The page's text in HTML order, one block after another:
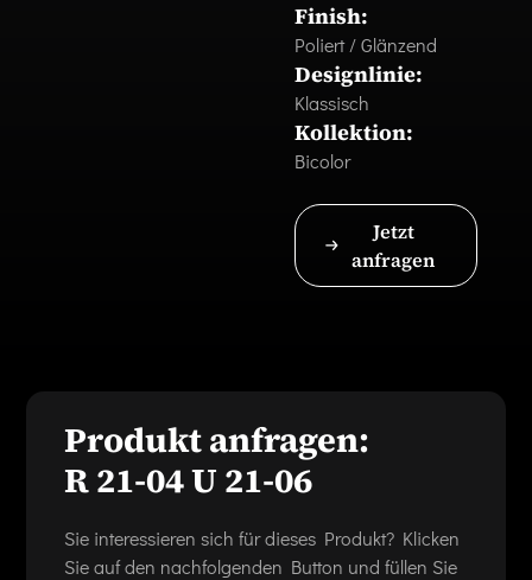
Finish:
Poliert / Glänzend
Designlinie:
Klassisch
Kollektion:
Bicolor
Jetzt
anfragen
Produkt anfragen:
R 21-04 U 21-06
Sie interessieren sich für dieses Produkt? Klicken
Sie auf den nachfolgenden Button und füllen Sie